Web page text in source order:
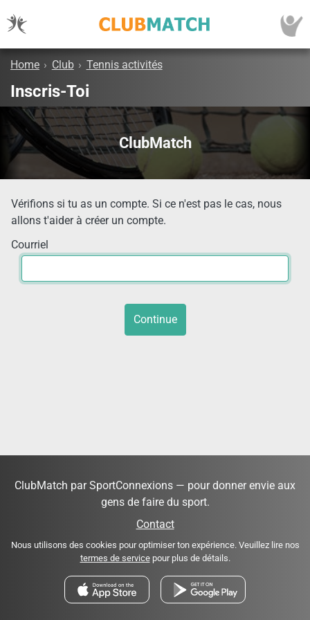
Home › Club › Tennis activités
Inscris-Toi
ClubMatch
Vérifions si tu as un compte. Si ce n'est pas le cas, nous
allons t'aider à créer un compte.
Courriel
Continue
ClubMatch par SportConnexions — pour donner envie aux
gens de faire du sport.
Contact
Nous utilisons des cookies pour optimiser ton expérience. Veuillez lire nos
termes de servicepour plus de détails.